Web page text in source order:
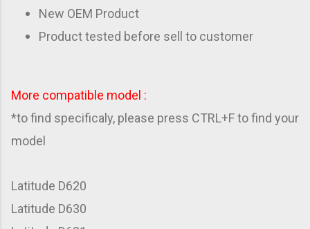
New OEM Product
Product tested before sell to customer
More compatible model :
*to find specificaly, please press CTRL+F to find your
model
Latitude D620
Latitude D630